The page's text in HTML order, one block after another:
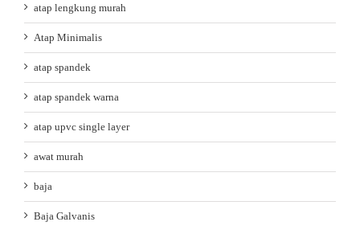
atap lengkung murah
Atap Minimalis
atap spandek
atap spandek warna
atap upvc single layer
awat murah
baja
Baja Galvanis